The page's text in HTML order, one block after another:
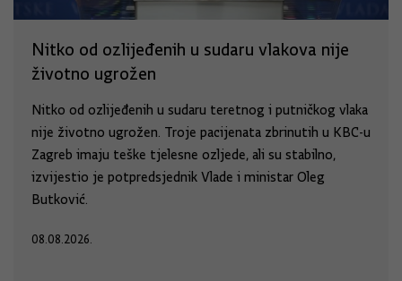
Nitko od ozlijeđenih u sudaru vlakova nije
životno ugrožen
Nitko od ozlijeđenih u sudaru teretnog i putničkog vlaka
nije životno ugrožen. Troje pacijenata zbrinutih u KBC-u
Zagreb imaju teške tjelesne ozljede, ali su stabilno,
izvijestio je potpredsjednik Vlade i ministar Oleg
Butković.
08.08.2026.